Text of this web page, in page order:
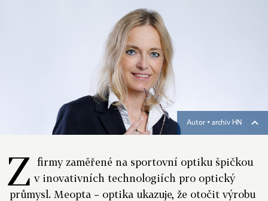
Autor ▪ archiv HN
Z firmy zaměřené na sportovní optiku špičkou
v inovativních technologiích pro optický
průmysl. Meopta – optika ukazuje, že otočit výrobu